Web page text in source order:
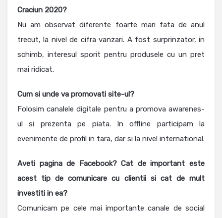
Craciun 2020?
Nu am observat diferente foarte mari fata de anul
trecut, la nivel de cifra vanzari. A fost surprinzator, in
schimb, interesul sporit pentru produsele cu un pret
mai ridicat.
Cum si unde va promovati site-ul?
Folosim canalele digitale pentru a promova awarenes-
ul si prezenta pe piata. In offline participam la
evenimente de profil in tara, dar si la nivel international.
Aveti pagina de Facebook? Cat de important este
acest tip de comunicare cu clientii si cat de mult
investiti in ea?
Comunicam pe cele mai importante canale de social